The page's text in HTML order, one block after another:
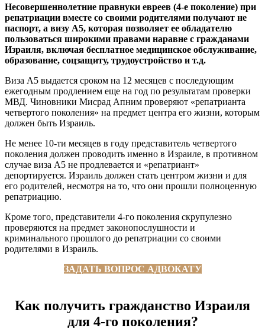
Несовершеннолетние правнуки евреев (4-е поколение) при
репатриации вместе со своими родителями получают не
паспорт, а визу A5, которая позволяет ее обладателю
пользоваться широкими правами наравне с гражданами
Израиля, включая бесплатное медицинское обслуживание,
образование, соцзащиту, трудоустройство и т.д.
Виза A5 выдается сроком на 12 месяцев с последующим
ежегодным продлением еще на год по результатам проверки
МВД. Чиновники Мисрад Апним проверяют «репатрианта
четвертого поколения» на предмет центра его жизни, которым
должен быть Израиль.
Не менее 10-ти месяцев в году представитель четвертого
поколения должен проводить именно в Израиле, в противном
случае виза A5 не продлевается и «репатриант»
депортируется. Израиль должен стать центром жизни и для
его родителей, несмотря на то, что они прошли полноценную
репатриацию.
Кроме того, представители 4-го поколения скрупулезно
проверяются на предмет законопослушности и
криминального прошлого до репатриации со своими
родителями в Израиль.
ЗАДАТЬ ВОПРОС АДВОКАТУ
Как получить гражданство Израиля
для 4-го поколения?